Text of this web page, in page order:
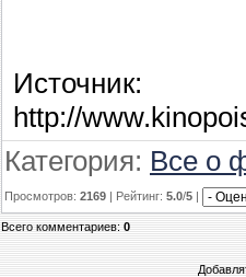
Источник:
http://
Категория: Все о
Просмотров: 2169 | Рейтинг: 5.0/5 |
Всего комментариев:0